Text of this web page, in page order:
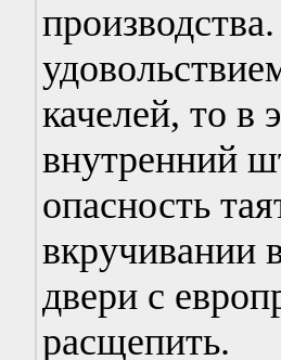
качелей, то в
внутренний
опасность
вкручивании
двери с
расщепить.